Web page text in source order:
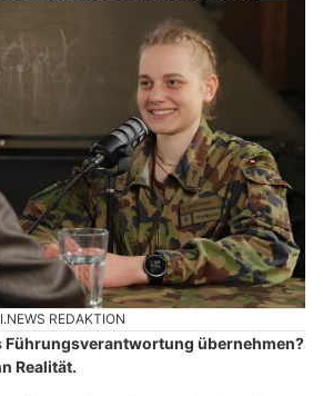
REDAKTION
Führungsverantwortung übernehmen?
Realität.